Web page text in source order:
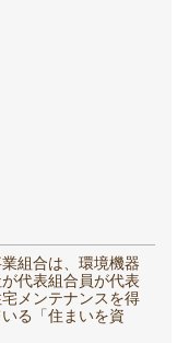
組合は、環境機器
代表組合員が代表
メンテナンスを得
る「住まいを資